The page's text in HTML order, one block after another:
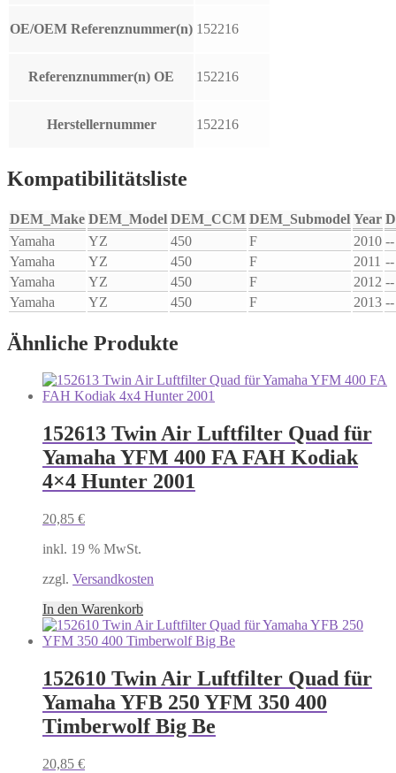
OE/OEM Referenznummer(n) 152216
Referenznummer(n) OE 152216
Herstellernummer 152216
Kompatibilitätsliste
DEM_Make DEM_Model DEM_CCM DEM_Submodel Year
Yamaha
YZ 450 F 2010 --
Yamaha
YZ 450 F 2011 --
Yamaha
YZ 450 F 2012 --
Yamaha
YZ 450 F 2013 --
Ähnliche Produkte
152613 Twin Air Luftfilter Quad für
Yamaha YFM 400 FA FAH Kodiak
4×4 Hunter 2001
20,85 €
inkl. 19 % MwSt.
zzgl. Versandkosten
In den Warenkorb
152610 Twin Air Luftfilter Quad für
Yamaha YFB 250 YFM 350 400
Timberwolf Big Be
20,85 €